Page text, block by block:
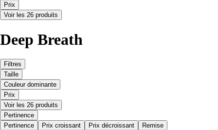
Prix
Voir les 26 produits
Deep Breath
Filtres
Taille
Couleur dominante
Prix
Voir les 26 produits
Pertinence
Pertinence
Prix croissant Prix décroissant Remise